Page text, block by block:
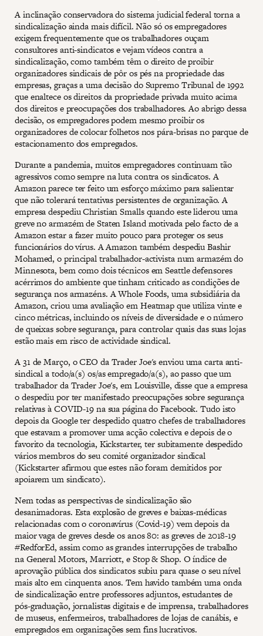
A inclinação conservadora do sistema judicial federal torna a
sindicalização ainda mais difícil. Não só os empregadores
exigem frequentemente que os trabalhadores ouçam
consultores anti-sindicatos e vejam vídeos contra a
sindicalização, como também têm o direito de proibir
organizadores sindicais de pôr os pés na propriedade das
empresas, graças a uma decisão do Supremo Tribunal de 1992
que enaltece os direitos da propriedade privada muito acima
dos direitos e preocupações dos trabalhadores. Ao abrigo dessa
decisão, os empregadores podem mesmo proibir os
organizadores de colocar folhetos nos pára-brisas no parque de
estacionamento dos empregados.
Durante a pandemia, muitos empregadores continuam tão
agressivos como sempre na luta contra os sindicatos. A
Amazon parece ter feito um esforço máximo para salientar
que não tolerará tentativas persistentes de organização. A
empresa despediu Christian Smalls quando este liderou uma
greve no armazém de Staten Island motivada pelo facto de a
Amazon estar a fazer muito pouco para proteger os seus
funcionários do vírus. A Amazon também despediu Bashir
Mohamed, o principal trabalhador-activista num armazém do
Minnesota, bem como dois técnicos em Seattle defensores
acérrimos do ambiente que tinham criticado as condições de
segurança nos armazéns. A Whole Foods, uma subsidiária da
Amazon, criou uma avaliação em Heatmap que utiliza vinte e
cinco métricas, incluindo os níveis de diversidade e o número
de queixas sobre segurança, para controlar quais das suas lojas
estão mais em risco de actividade sindical.
A 31 de Março, o CEO da Trader Joe's enviou uma carta anti-
sindical a todo/a(s) os/as empregado/a(s), ao passo que um
trabalhador da Trader Joe's, em Louisville, disse que a empresa
o despediu por ter manifestado preocupações sobre segurança
relativas à COVID-19 na sua página do Facebook. Tudo isto
depois da Google ter despedido quatro chefes de trabalhadores
que estavam a promover uma acção colectiva e depois de o
favorito da tecnologia, Kickstarter, ter subitamente despedido
vários membros do seu comité organizador sindical
(Kickstarter afirmou que estes não foram demitidos por
apoiarem um sindicato).
Nem todas as perspectivas de sindicalização são
desanimadoras. Esta explosão de greves e baixas-médicas
relacionadas com o coronavírus (Covid-19) vem depois da
maior vaga de greves desde os anos 80: as greves de 2018-19
#RedforEd, assim como as grandes interrupções de trabalho
na General Motors, Marriott, e Stop & Shop. O índice de
aprovação pública dos sindicatos subiu para quase o seu nível
mais alto em cinquenta anos. Tem havido também uma onda
de sindicalização entre professores adjuntos, estudantes de
pós-graduação, jornalistas digitais e de imprensa, trabalhadores
de museus, enfermeiros, trabalhadores de lojas de canábis, e
empregados em organizações sem fins lucrativos.